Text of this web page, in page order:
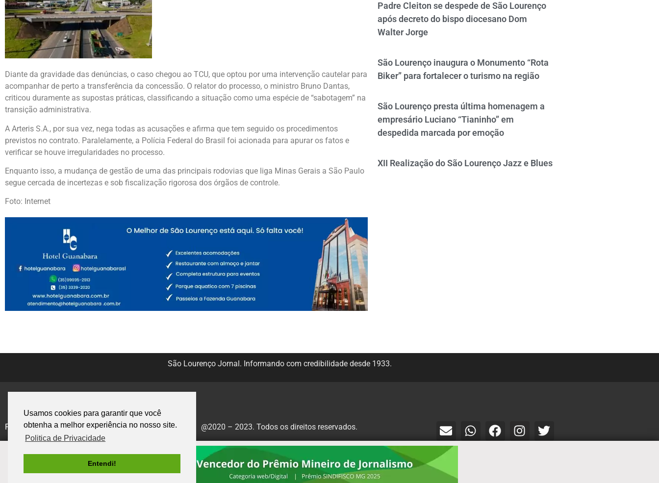
Usamos cookies para garantir que você
obtenha a melhor experiência no nosso site.
Politica de Privacidade
Entendi!
Diante da gravidade das denúncias, o caso chegou ao TCU, que optou por uma intervenção cautelar para
acompanhar de perto a transferência da concessão. O relator do processo, o ministro Bruno Dantas,
criticou duramente as supostas práticas, classificando a situação como uma espécie de “sabotagem” na
transição administrativa.
A Arteris S.A., por sua vez, nega todas as acusações e afirma que tem seguido os procedimentos
previstos no contrato. Paralelamente, a Polícia Federal do Brasil foi acionada para apurar os fatos e
verificar se houve irregularidades no processo.
Enquanto isso, a mudança de gestão de uma das principais rodovias que liga Minas Gerais a São Paulo
segue cercada de incertezas e sob fiscalização rigorosa dos órgãos de controle.
Foto: Internet
Padre Cleiton se despede de São Lourenço
após decreto do bispo diocesano Dom
Walter Jorge
São Lourenço inaugura o Monumento “Rota
Biker” para fortalecer o turismo na região
São Lourenço presta última homenagem a
empresário Luciano “Tianinho” em
despedida marcada por emoção
XII Realização do São Lourenço Jazz e Blues
São Lourenço Jornal. Informando com credibilidade desde 1933.
Politica de Privacidade @2020 – 2023. Todos os direitos reservados.